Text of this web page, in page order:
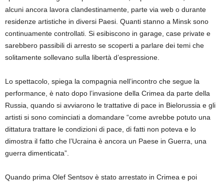
alcuni ancora lavora clandestinamente, parte via web o durante
residenze artistiche in diversi Paesi. Quanti stanno a Minsk sono
continuamente controllati. Si esibiscono in garage, case private e
sarebbero passibili di arresto se scoperti a parlare dei temi che
solitamente sollevano sulla libertà d’espressione.
Lo spettacolo, spiega la compagnia nell’incontro che segue la
performance, è nato dopo l’invasione della Crimea da parte della
Russia, quando si avviarono le trattative di pace in Bielorussia e gli
artisti si sono cominciati a domandare “come avrebbe potuto una
dittatura trattare le condizioni di pace, di fatti non poteva e lo
dimostra il fatto che l’Ucraina è ancora un Paese in Guerra, una
guerra dimenticata”.
Quando prima Olef Sentsov è stato arrestato in Crimea e poi